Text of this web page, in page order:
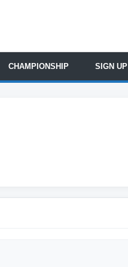
CHAMPIONSHIP SIGN UP